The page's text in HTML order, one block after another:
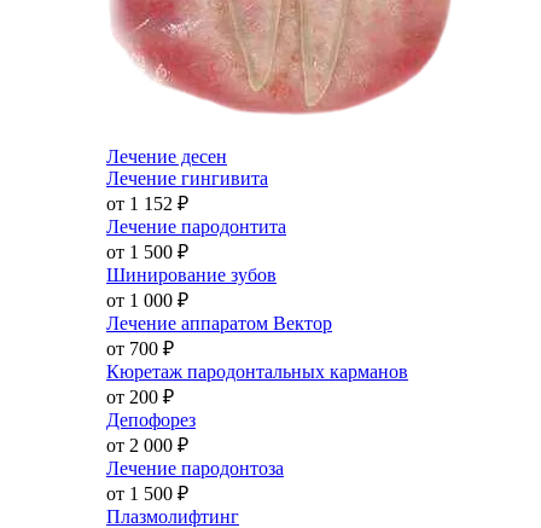
Лечение десен
Лечение гингивита
от 1 152 ₽
Лечение пародонтита
от 1 500 ₽
Шинирование зубов
от 1 000 ₽
Лечение аппаратом Вектор
от 700 ₽
Кюретаж пародонтальных карманов
от 200 ₽
Депофорез
от 2 000 ₽
Лечение пародонтоза
от 1 500 ₽
Плазмолифтинг